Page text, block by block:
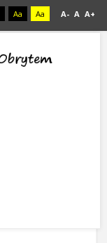
Aa Aa A- A A+